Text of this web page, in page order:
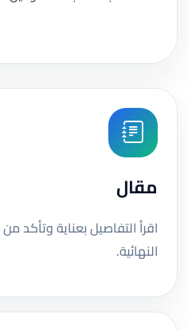
مقال
اقرأ التفاصيل بعناية وتأكد
النهائية.